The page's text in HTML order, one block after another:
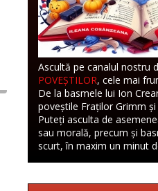
Ascultă pe canalul nostru
POVEȘTILOR, cele mai
De la basmele lui Ion
poveștile Fraților Grimm
Puteți asculta de
sau morală, precum și
scurt, în maxim un minut